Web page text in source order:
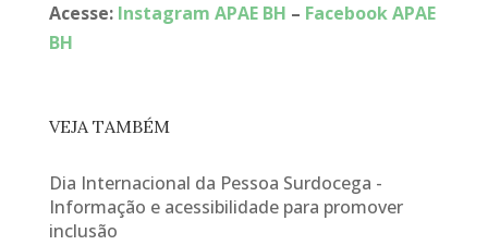
Acesse: Instagram APAE BH – Facebook APAE
BH
VEJA TAMBÉM
Dia Internacional da Pessoa Surdocega -
Informação e acessibilidade para promover
inclusão